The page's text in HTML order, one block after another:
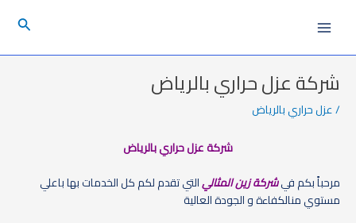
البحث
شركة عزل حراري بالرياض
/عزل حراري بالرياض
شركة عزل حراري بالرياض
مرحباً بكم فيشركة زين المثاليالتي تقدم لكم كل الخدمات بها باعلي
مستوي منالكفاءة و الجودة العالية
navigation